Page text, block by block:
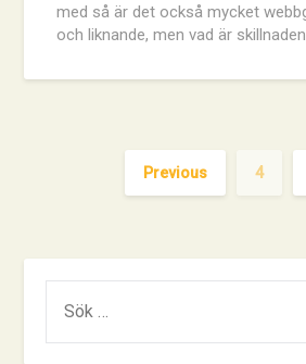
med så är det också mycket
och liknande, men vad är
Previous 4
EFTER: